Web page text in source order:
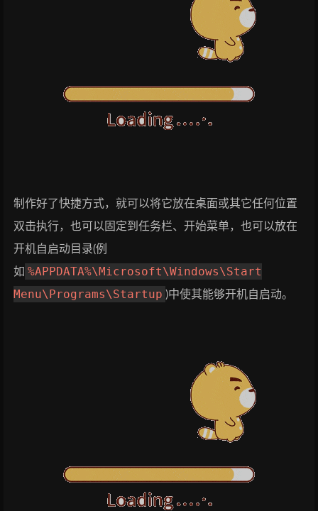
制作好了快捷方式，就可以将它放在桌面或其它任何位置
双击执行，也可以固定到任务栏、开始菜单，也可以放在
开机自启动目录(例
如
%APPDATA%\Microsoft\Windows\Start
Menu\Programs\Startup )中使其能够开机自启动。